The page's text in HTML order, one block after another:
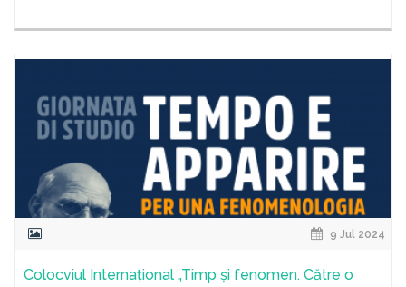
9 Jul 2024
Colocviul Internațional „Timp și fenomen. Către o